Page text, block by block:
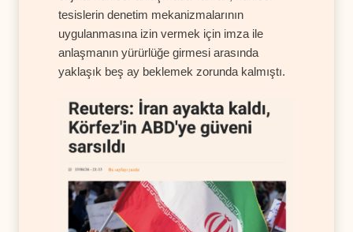
tesislerin denetim mekanizmalarının
uygulanmasına izin vermek için imza ile
anlaşmanın yürürlüğe girmesi arasında
yaklaşık beş ay beklemek zorunda kalmıştı.